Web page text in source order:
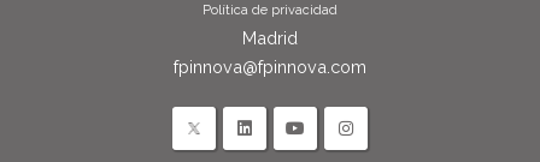
Política de privacidad
Madrid
fpinnova@fpinnova.com